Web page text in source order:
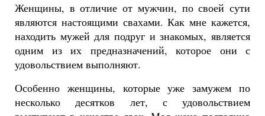
Женщины, в отличие от мужчин, по своей сути
являются настоящими свахами. Как мне кажется,
находить мужей для подруг и знакомых, является
одним из их предназначений, которое они с
удовольствием выполняют.
Особенно женщины, которые уже замужем по
несколько десятков лет, с удовольствием